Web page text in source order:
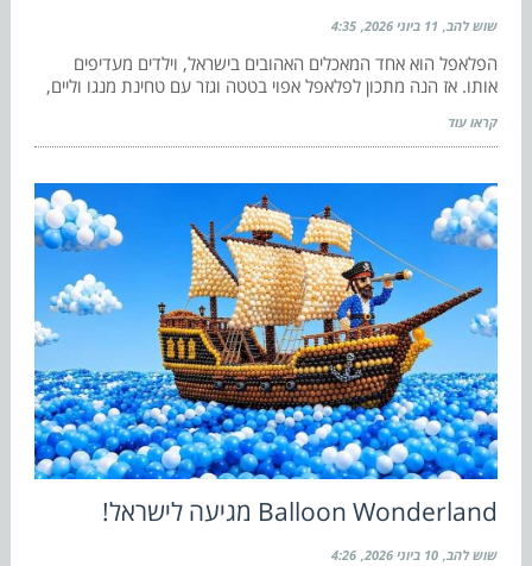
שוש להב 11 ביוני 2026 4:35
הפלאפל הוא אחד המאכלים האהובים בישראל, וילדים מעדיפים
אותו. אז הנה מתכון לפלאפל אפוי בטטה וגזר עם טחינת מנגו וליים,
קראו עוד
Balloon Wonderland מגיעה לישראל!
שוש להב 10 ביוני 2026 4:26